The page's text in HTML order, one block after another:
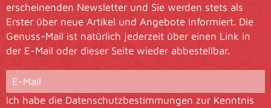
erscheinenden Newsletter und Sie werden stets als
Erster über neue Artikel und Angebote informiert. Die
Genuss-Mail ist natürlich jederzeit über einen Link in
der E-Mail oder dieser Seite wieder abbestellbar.
Ich habe die Datenschutzbestimmungen zur Kenntnis